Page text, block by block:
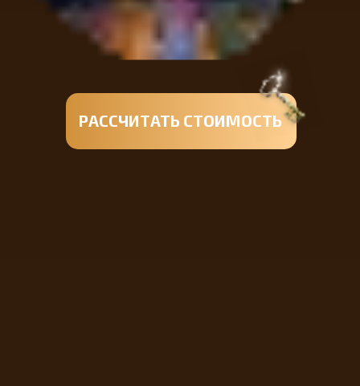
РАССЧИТАТЬ СТОИМОСТЬ